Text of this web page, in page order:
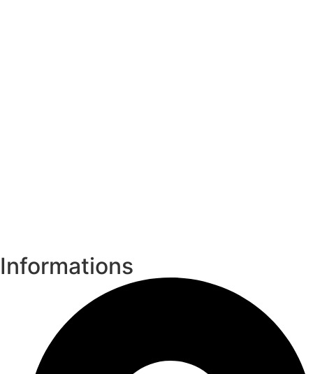
Informations